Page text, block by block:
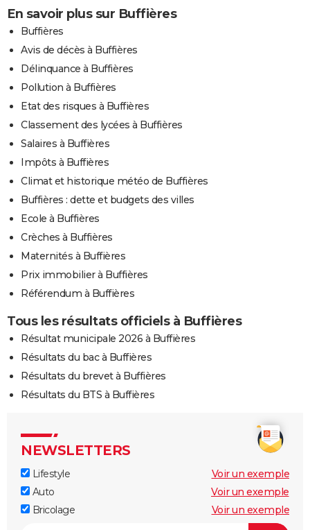
En savoir plus sur Buffières
Buffières
Avis de décès à Buffières
Délinquance à Buffières
Pollution à Buffières
Etat des risques à Buffières
Classement des lycées à Buffières
Salaires à Buffières
Impôts à Buffières
Climat et historique météo de Buffières
Buffières : dette et budgets des villes
Ecole à Buffières
Crèches à Buffières
Maternités à Buffières
Prix immobilier à Buffières
Référendum à Buffières
Tous les résultats officiels à Buffières
Résultat municipale 2026 à Buffières
Résultats du bac à Buffières
Résultats du brevet à Buffières
Résultats du BTS à Buffières
NEWSLETTERS
Lifestyle
Voir un exemple
Auto
Voir un exemple
Bricolage
Voir un exemple